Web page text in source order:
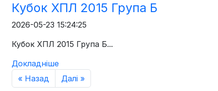
Кубок ХПЛ 2015 Група Б
2026-05-23 15:24:25
Кубок ХПЛ 2015 Група Б...
Докладніше
« Назад
Далі »